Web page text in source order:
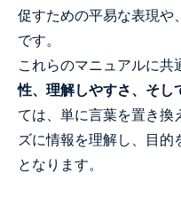
促すための平易な表現や
です。
これらのマニュアルに共
性、理解しやすさ、そし
ては、単に言葉を置き換
ズに情報を理解し、目的
となります。